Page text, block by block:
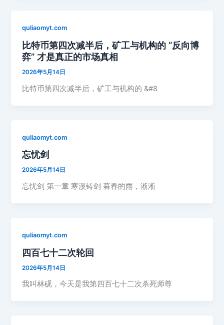
quliaomyt.com
比特币第四次减半后，矿工与机构的 “反向博
弈” 才是真正的市场真相
2026年5月14日
比特币第四次减半后，矿工与机构的 &#8
quliaomyt.com
忘忧剑
2026年5月14日
忘忧剑 第一章 寒溪铸剑 暮春的雨，淅淅
quliaomyt.com
四百七十二次轮回
2026年5月14日
我叫林砚，今天是我第四百七十二次杀死师尊